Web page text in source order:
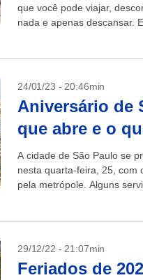
que você pode viajar,
nada e apenas descansar.
24/01/23 - 20:46min
Aniversário de
que abre e o
A cidade de São Paulo se
nesta quarta-feira, 25, com
pela metrópole. Alguns
29/12/22 - 21:07min
Feriados de